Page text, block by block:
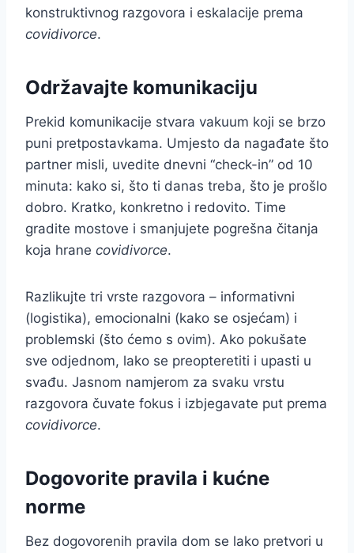
konstruktivnog razgovora i eskalacije prema
covidivorce.
Održavajte komunikaciju
Prekid komunikacije stvara vakuum koji se brzo
puni pretpostavkama. Umjesto da nagađate što
partner misli, uvedite dnevni “check-in” od 10
minuta: kako si, što ti danas treba, što je prošlo
dobro. Kratko, konkretno i redovito. Time
gradite mostove i smanjujete pogrešna čitanja
koja hrane covidivorce.
Razlikujte tri vrste razgovora – informativni
(logistika), emocionalni (kako se osjećam) i
problemski (što ćemo s ovim). Ako pokušate
sve odjednom, lako se preopteretiti i upasti u
svađu. Jasnom namjerom za svaku vrstu
razgovora čuvate fokus i izbjegavate put prema
covidivorce.
Dogovorite pravila i kućne
norme
Bez dogovorenih pravila dom se lako pretvori u